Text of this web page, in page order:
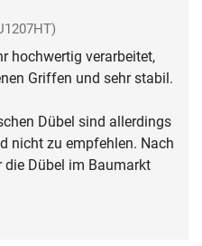
hochwertig verarbeitet,
Griffen und sehr stabil.
Dübel sind allerdings
nicht zu empfehlen. Nach
die Dübel im Baumarkt